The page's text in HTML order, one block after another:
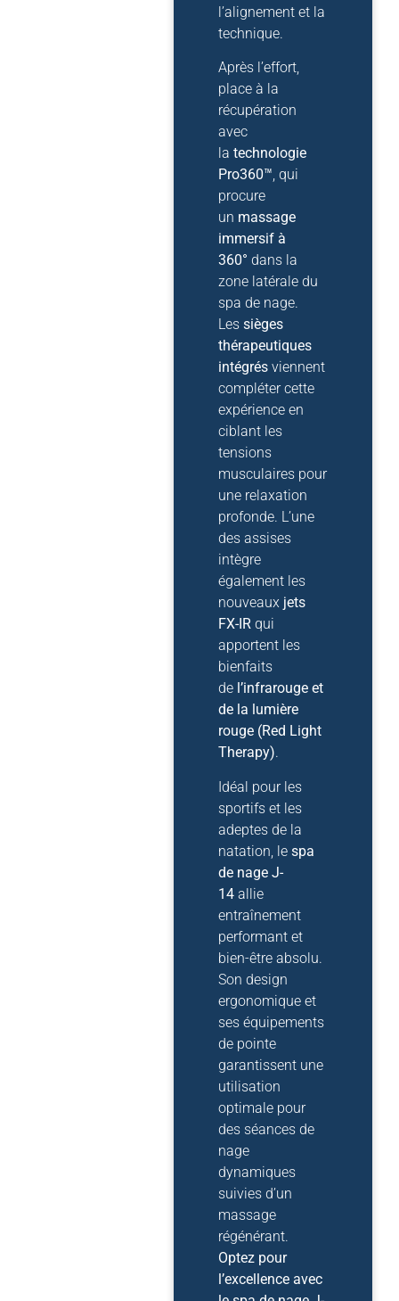
l’alignement et la
technique.
Après l’effort,
place à la
récupération
avec
latechnologie
Pro360™, qui
procure
un massage
immersif à
360° dans la
zone latérale du
spa de nage.
Lessièges
thérapeutiques
intégrés viennent
compléter cette
expérience en
ciblant les
tensions
musculaires pour
une relaxation
profonde. L’une
des assises
intègre
également les
nouveaux jets
FX-IR qui
apportent les
bienfaits
de l’infrarouge et
de la lumière
rouge (Red Light
Therapy).
Idéal pour les
sportifs et les
adeptes de la
natation, lespa
de nage J-
14 allie
entraînement
performant et
bien-être absolu.
Son design
ergonomique et
ses équipements
de pointe
garantissent une
utilisation
optimale pour
des séances de
nage
dynamiques
suivies d’un
massage
régénérant.
Optez pour
l’excellence avec